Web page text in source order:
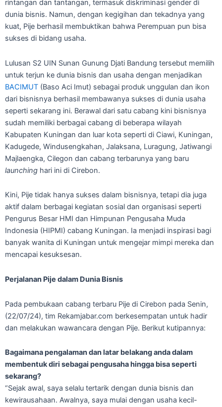
rintangan dan tantangan, termasuk diskriminasi gender di
dunia bisnis. Namun, dengan kegigihan dan tekadnya yang
kuat, Pije berhasil membuktikan bahwa Perempuan pun bisa
sukses di bidang usaha.
Lulusan S2 UIN Sunan Gunung Djati Bandung tersebut memilih
untuk terjun ke dunia bisnis dan usaha dengan menjadikan
BACIMUT (Baso Aci Imut) sebagai produk unggulan dan ikon
dari bisnisnya berhasil membawanya sukses di dunia usaha
seperti sekarang ini. Berawal dari satu cabang kini bisnisnya
sudah memiliki berbagai cabang di beberapa wilayah
Kabupaten Kuningan dan luar kota seperti di Ciawi, Kuningan,
Kadugede, Windusengkahan, Jalaksana, Luragung, Jatiwangi
Majlaengka, Cilegon dan cabang terbarunya yang baru
launching hari ini di Cirebon.
Kini, Pije tidak hanya sukses dalam bisnisnya, tetapi dia juga
aktif dalam berbagai kegiatan sosial dan organisasi seperti
Pengurus Besar HMI dan Himpunan Pengusaha Muda
Indonesia (HIPMI) cabang Kuningan. Ia menjadi inspirasi bagi
banyak wanita di Kuningan untuk mengejar mimpi mereka dan
mencapai kesuksesan.
Perjalanan Pije dalam Dunia Bisnis
Pada pembukaan cabang terbaru Pije di Cirebon pada Senin,
(22/07/24), tim Rekamjabar.com berkesempatan untuk hadir
dan melakukan wawancara dengan Pije. Berikut kutipannya:
Bagaimana pengalaman dan latar belakang anda dalam
membentuk diri sebagai pengusaha hingga bisa seperti
sekarang?
“Sejak awal, saya selalu tertarik dengan dunia bisnis dan
kewirausahaan. Awalnya, saya mulai dengan usaha kecil-